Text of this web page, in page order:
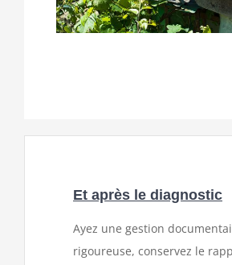
Et après le diagnostic
Ayez une gestion
rigoureuse, conservez le